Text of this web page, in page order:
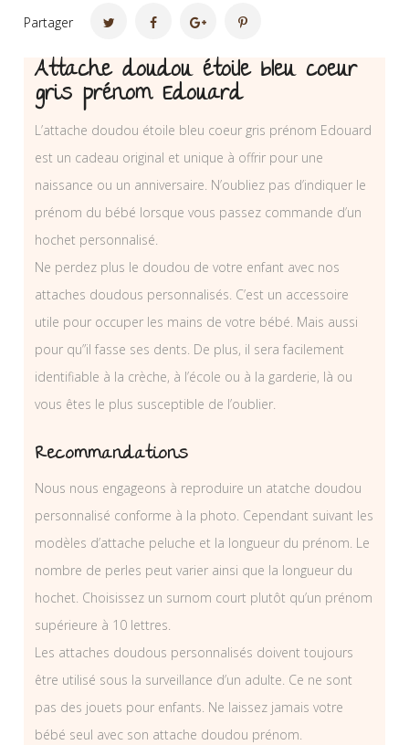
Partager
Attache doudou étoile bleu coeur
gris prénom Edouard
L’attache doudou étoile bleu coeur gris prénom Edouard
est un cadeau original et unique à offrir pour une
naissance ou un anniversaire. N’oubliez pas d’indiquer le
prénom du bébé lorsque vous passez commande d’un
hochet personnalisé.
Ne perdez plus le doudou de votre enfant avec nos
attaches doudous personnalisés. C’est un accessoire
utile pour occuper les mains de votre bébé. Mais aussi
pour qu”il fasse ses dents. De plus, il sera facilement
identifiable à la crèche, à l’école ou à la garderie, là ou
vous êtes le plus susceptible de l’oublier.
Recommandations
Nous nous engageons à reproduire un atatche doudou
personnalisé conforme à la photo. Cependant suivant les
modèles d’attache peluche et la longueur du prénom. Le
nombre de perles peut varier ainsi que la longueur du
hochet. Choisissez un surnom court plutôt qu’un prénom
supérieure à 10 lettres.
Les attaches doudous personnalisés doivent toujours
être utilisé sous la surveillance d’un adulte. Ce ne sont
pas des jouets pour enfants. Ne laissez jamais votre
bébé seul avec son attache doudou prénom.